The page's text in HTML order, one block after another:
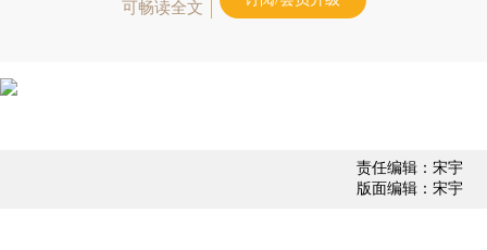
可畅读全文
责任编辑：宋宇
版面编辑：宋宇